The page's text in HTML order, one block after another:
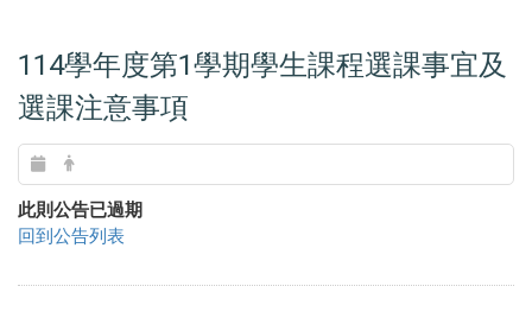
114學年度第1學期學生課程選課事宜及
選課注意事項
此則公告已過期
回到公告列表